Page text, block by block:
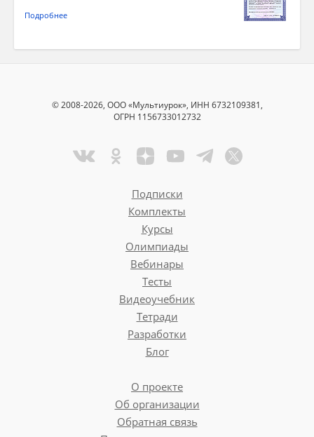
Подробнее
© 2008-2026, ООО «Мультиурок», ИНН 6732109381,
ОГРН 1156733012732
Подписки
Комплекты
Курсы
Олимпиады
Вебинары
Тесты
Видеоучебник
Тетради
Разработки
Блог
О проекте
Об организации
Обратная связь